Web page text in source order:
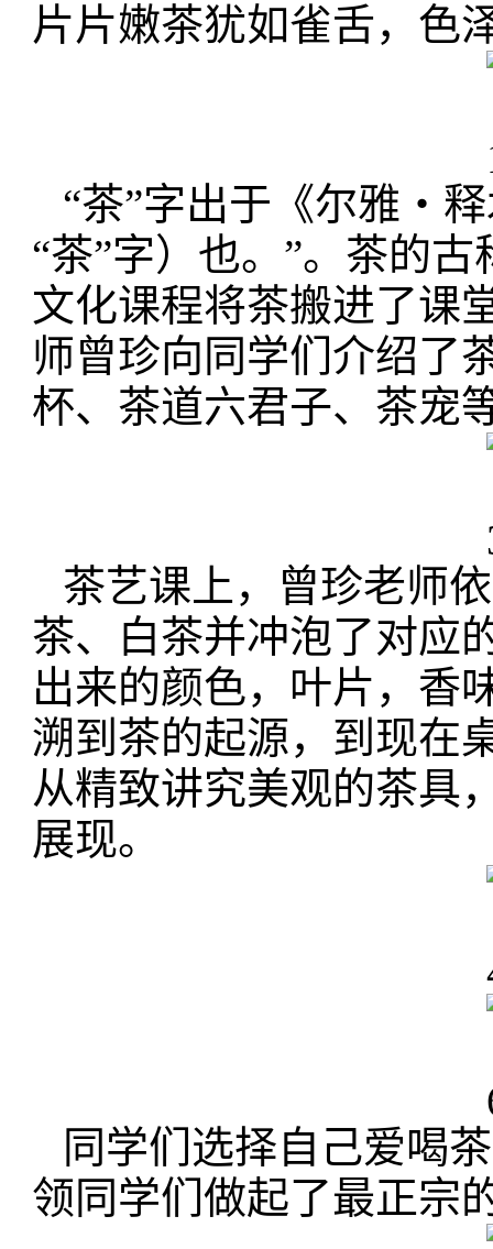
片片嫩茶犹如雀舌，色
“茶”字出于《尔雅‧
“茶”字）也。”。茶的
文化课程将茶搬进了课
师曾珍向同学们介绍了
杯、茶道六君子、茶宠
茶艺课上，曾珍老师
茶、白茶并冲泡了对应
出来的颜色，叶片，香
溯到茶的起源，到现在
从精致讲究美观的茶具
展现。
同学们选择自己爱喝
领同学们做起了最正宗